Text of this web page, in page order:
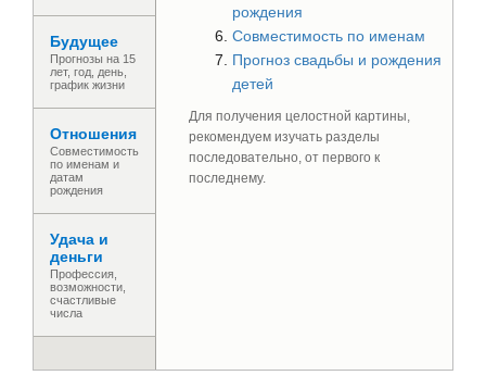
Будущее
Прогнозы на 15
лет, год, день,
график жизни
Отношения
Совместимость
по именам и
датам
рождения
Удача и
деньги
Профессия,
возможности,
счастливые
числа
рождения
Совместимость по именам
Прогноз свадьбы и рождения
детей
Для получения целостной картины,
рекомендуем изучать разделы
последовательно, от первого к
последнему.